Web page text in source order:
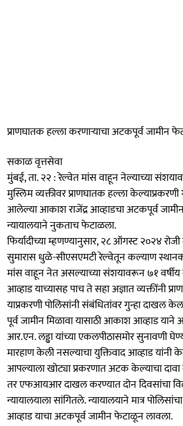
प्राणघातक हल्ला करणाऱ्याचा अटकपूर्व जामीन
सकाळ वृत्तसेवा
मुंबई, ता. २२ : रेल्वेत मांस वाहून नेल्याच्या
मुस्लिम व्यक्तीवर प्राणघातक हल्ला
आलेल्या आकाश राजेंद्र आव्हाडचा अटकपूर्व
न्यायालयाने नुकताच फेटाळला.
फिर्यादीच्या म्हणण्यानुसार, २८ ऑगस्ट २०२४ रोजी
सुमारास धुळे-सीएसएमटी रेल्वेतून कल्याण
मांस वाहून नेत असल्याच्या संशयावरून ७१
आव्हाड याच्यासह पाच ते सहा अज्ञात व्यक्तींनी
याप्रकरणी पोलिसांनी संबंधितांवर गुन्हा दाखल
पूर्व जामीन मिळावा यासाठी आकाश आव्हाड याने
आर.एन. लड्ढा यांच्या एकलपीठासमोर सुनावणी
मारहाण केली नसल्याचा युक्तिवाद आव्हाड यांनी
आपल्याला खोट्या प्रकरणात अटक केल्याचा
तर एफआयआर दाखल करण्यात दोन दिवसांचा
न्यायालयाला सांगितले. न्यायालयाने मात्र
आव्हाड याचा अटकपूर्व जामीन फेटाळून लावला.